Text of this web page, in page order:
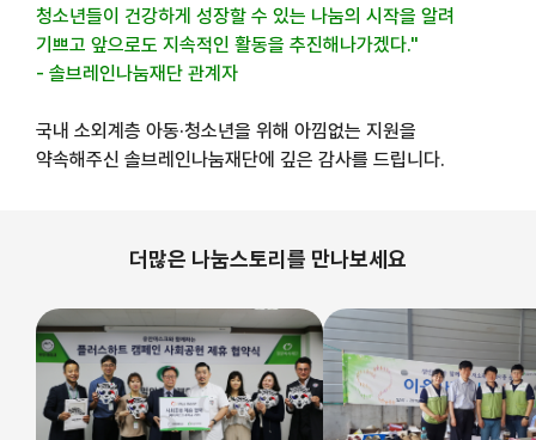
청소년들이 건강하게 성장할 수 있는 나눔의 시작을 알려
기쁘고 앞으로도 지속적인 활동을 추진해나가겠다."
- 솔브레인나눔재단 관계자
국내 소외계층 아동·청소년을 위해 아낌없는 지원을
약속해주신 솔브레인나눔재단에 깊은 감사를 드립니다.
더많은 나눔스토리를 만나보세요